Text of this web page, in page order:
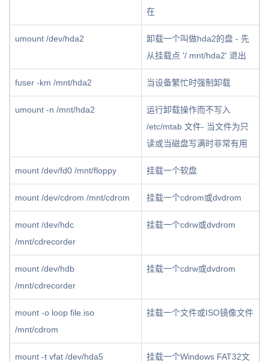
在
umount /dev/hda2
卸载一个叫做hda2的盘 - 先
从挂载点 '/ mnt/hda2' 退出
fuser -km /mnt/hda2 当设备繁忙时强制卸载
umount -n /mnt/hda2
运行卸载操作而不写入
/etc/mtab 文件- 当文件为只
读或当磁盘写满时非常有用
mount /dev/fd0 /mnt/floppy 挂载一个软盘
mount /dev/cdrom /mnt/cdrom 挂载一个cdrom或dvdrom
mount /dev/hdc
/mnt/cdrecorder
挂载一个cdrw或dvdrom
mount /dev/hdb
/mnt/cdrecorder
挂载一个cdrw或dvdrom
mount -o loop file.iso
/mnt/cdrom
挂载一个文件或ISO镜像文件
mount -t vfat /dev/hda5
挂载一个Windows FAT32文